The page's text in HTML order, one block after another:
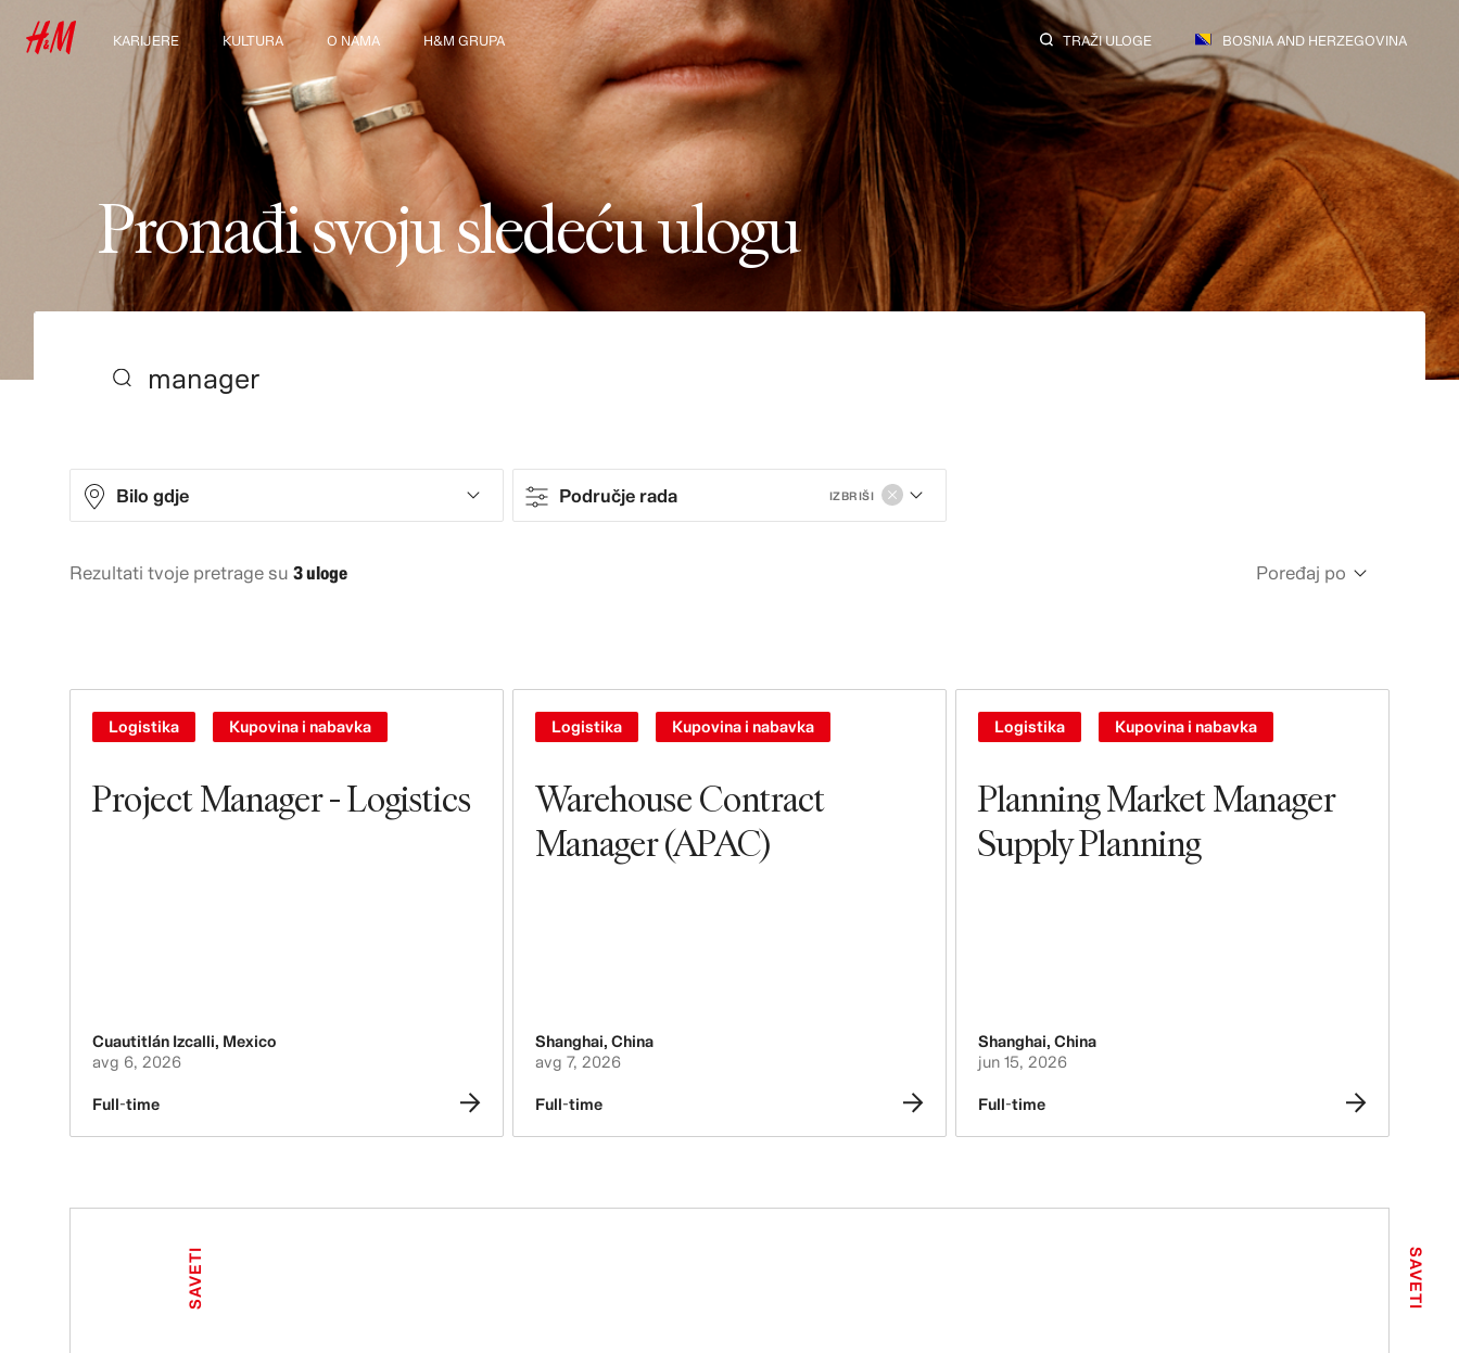
KARIJERE
Otkrij naše radno
okruženje
Karijere za studente i
početak
KULTURA
Naša kultura i
pogodnosti
O NAMA
Ko smo mi
Održivost
Inkluzija i različitost
H&M GRUPA
TRAŽI ULOGE BOSNIA AND HERZEGOVINA
Pronađisvojusledećuulogu
Bilo gdje Područje rada IZBRIŠI
Prodaja i poslovanje
Iznajmljivanje, izgradnja i projektovanje
objekata i prodavnica
Logistika
Tehnologija, podaci i inovacije
Rezultati tvoje pretrage su 3 uloge Poređaj po
Project Manager - Logistics
Logistika Kupovina i nabavka
Cuautitlán Izcalli, Mexico
avg 6, 2026
Full-time
Warehouse Contract
Manager (APAC)
Logistika Kupovina i nabavka
Shanghai, China
avg 7, 2026
Full-time
Planning Market Manager
Supply Planning
Logistika Kupovina i nabavka
Shanghai, China
jun 15, 2026
Full-time
SAVETI SAVETI